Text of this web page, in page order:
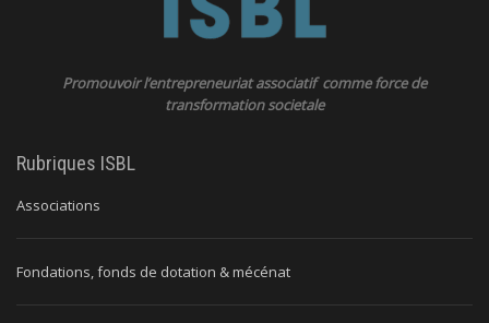
Promouvoir l’entrepreneuriat associatif comme force de
transformation societale
Rubriques ISBL
Associations
Fondations, fonds de dotation & mécénat